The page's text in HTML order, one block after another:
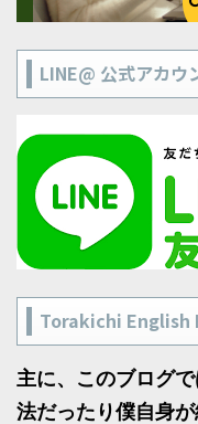
LINE@ 公式アカウ
Torakichi English
主に、このブログ
法だったり僕自身